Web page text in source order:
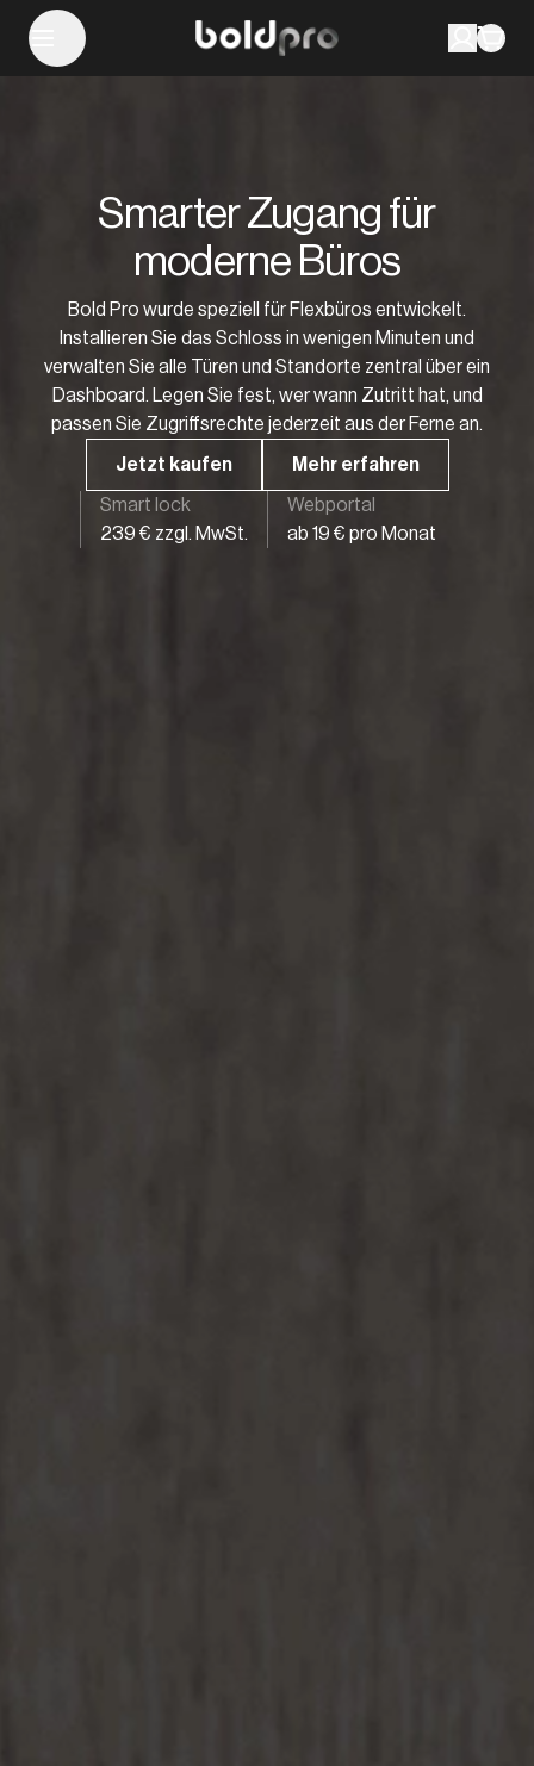
Smarter Zugang für
moderne Büros
Bold Pro wurde speziell für Flexbüros entwickelt.
Installieren Sie das Schloss in wenigen Minuten und
verwalten Sie alle Türen und Standorte zentral über ein
Dashboard. Legen Sie fest, wer wann Zutritt hat, und
passen Sie Zugriffsrechte jederzeit aus der Ferne an.
Jetzt kaufen Mehr erfahren
Smart lock
239 € zzgl. MwSt.
Webportal
ab 19 € pro Monat